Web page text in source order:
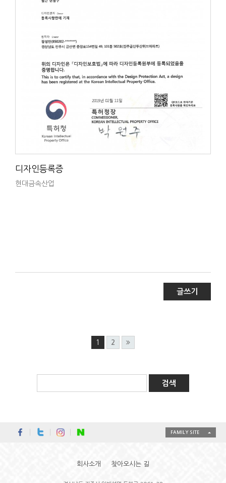
디자인등록증
현대금속산업
글쓰기
1 2
FAMILY SITE
회사소개 찾아오시는 길